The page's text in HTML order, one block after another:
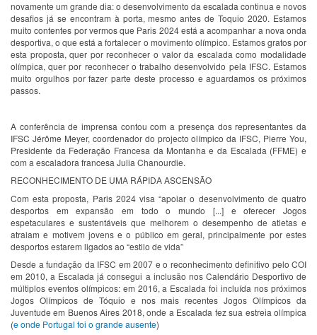
novamente um grande dia: o desenvolvimento da escalada continua e novos
desafios já se encontram à porta, mesmo antes de Toquio 2020. Estamos
muito contentes por vermos que Paris 2024 está a acompanhar a nova onda
desportiva, o que está a fortalecer o movimento olímpico. Estamos gratos por
esta proposta, quer por reconhecer o valor da escalada como modalidade
olímpica, quer por reconhecer o trabalho desenvolvido pela IFSC. Estamos
muito orgulhos por fazer parte deste processo e aguardamos os próximos
passos.
A conferência de imprensa contou com a presença dos representantes da
IFSC Jérôme Meyer, coordenador do projecto olímpico da IFSC, Pierre You,
Presidente da Federação Francesa da Montanha e da Escalada (FFME) e
com a escaladora francesa Julia Chanourdie.
RECONHECIMENTO DE UMA RÁPIDA ASCENSÃO
Com esta proposta, Paris 2024 visa “apoiar o desenvolvimento de quatro
desportos em expansão em todo o mundo [...] e oferecer Jogos
espetaculares e sustentáveis ​​que melhorem o desempenho de atletas e
atraiam e motivem jovens e o público em geral, principalmente por estes
desportos estarem ligados ao “estilo de vida”
Desde a fundação da IFSC em 2007 e o reconhecimento definitivo pelo COI
em 2010, a Escalada já consegui a inclusão nos Calendário Desportivo de
múltiplos eventos olímpicos: em 2016, a Escalada foi incluída nos próximos
Jogos Olímpicos de Tóquio e nos mais recentes Jogos Olímpicos da
Juventude em Buenos Aires 2018, onde a Escalada fez sua estreia olímpica
(e onde Portugal foi o grande ausente)